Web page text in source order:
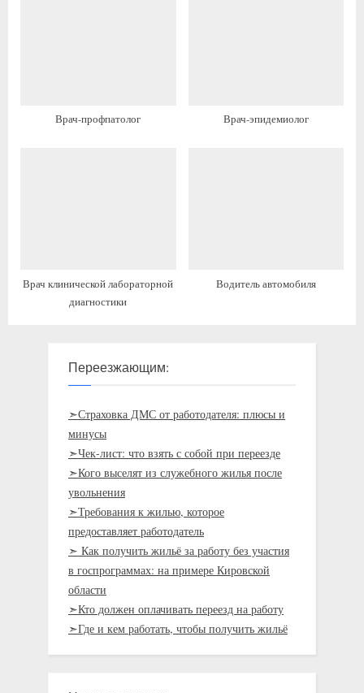
Врач-профпатолог Врач-эпидемиолог
Врач клинической лабораторной
диагностики
Водитель автомобиля
Переезжающим:
➣Страховка ДМС от работодателя: плюсы и
минусы
➣Чек-лист: что взять с собой при переезде
➣Кого выселят из служебного жилья после
увольнения
➣Требования к жилью, которое
предоставляет работодатель
➣ Как получить жильё за работу без участия
в госпрограммах: на примере Кировской
области
➣Кто должен оплачивать переезд на работу
➣Где и кем работать, чтобы получить жильё